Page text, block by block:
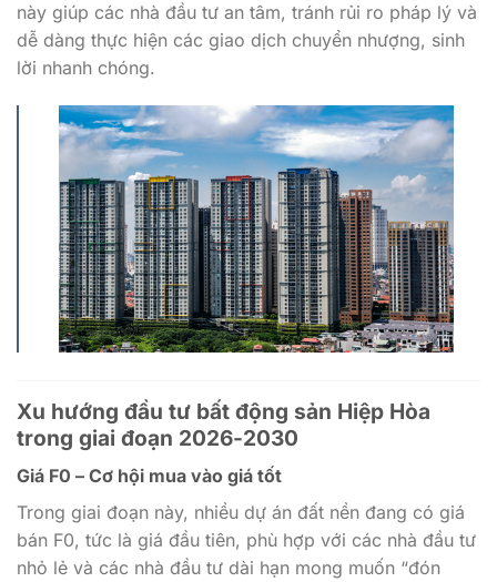
này giúp các nhà đầu tư an tâm, tránh rủi ro pháp lý và
dễ dàng thực hiện các giao dịch chuyển nhượng, sinh
lời nhanh chóng.
Xu hướng đầu tư bất động sản Hiệp Hòa
trong giai đoạn 2026-2030
Giá F0 – Cơ hội mua vào giá tốt
Trong giai đoạn này, nhiều dự án đất nền đang có giá
bán F0, tức là giá đầu tiên, phù hợp với các nhà đầu tư
nhỏ lẻ và các nhà đầu tư dài hạn mong muốn “đón